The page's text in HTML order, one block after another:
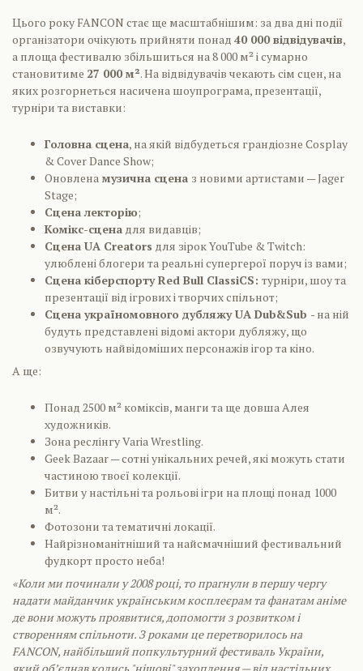
Цього року FANCON стає ще масштабнішим: за два дні події
організатори очікують прийняти понад 40 000 відвідувачів,
а площа фестивалю збільшиться на 8 000 м² і сумарно
становитиме 27 000 м². На відвідувачів чекають сім сцен, на
яких розгорнеться насичена шоупрограма, презентації,
турніри та виставки:
Головна сцена, на якій відбудеться грандіозне Cosplay
& Cover Dance Show;
Оновлена музична сцена з новими артистами — Jager
Stage;
Сцена лекторію;
Комікс-сцена для видавців;
Сцена UA Creators для зірок YouTube & Twitch:
улюблені блогери та реальні супергерої поруч із вами;
Сцена кіберспорту Red Bull ClassiCS: турніри, шоу та
презентації від ігрових і творчих спільнот;
Сцена україномовного дубляжу UA Dub&Sub - на ній
будуть представлені відомі актори дубляжу, що
озвучують найвідоміших персонажів ігор та кіно.
А ще:
Понад 2500 м² коміксів, манги та ще довша Алея
художників.
Зона реслінгу Varia Wrestling.
Geek Bazaar — сотні унікальних речей, які можуть стати
частиною твоєї колекції.
Битви у настільні та рольові ігри на площі понад 1000
м².
Фотозони та тематичні локації.
Найрізноманітніший та найсмачніший фестивальний
фудкорт просто неба!
«Коли ми починали у 2008 році, то прагнули в першу чергу
надати майданчик українським косплеєрам та фанатам аніме
де вони можуть проявитися, допомогти з розвитком і
створенням спільноти. З роками це перетворилось на
FANCON, найбільший попкультурний фестиваль України,